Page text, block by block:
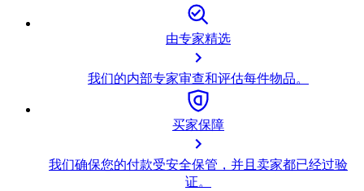
由专家精选
我们的内部专家审查和评估每件物品。
买家保障
我们确保您的付款受安全保管，并且卖家都已经过验
证。